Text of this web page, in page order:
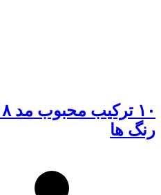
رنگ ها